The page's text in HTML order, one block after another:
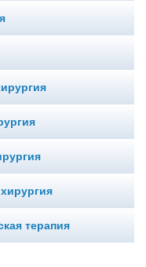
терапия